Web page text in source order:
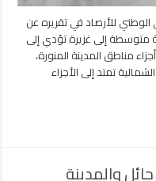
مغلقة
للأرصاد في تقريره عن
متوسطة إلى غزيرة تؤدي إلى
مناطق المدينة المنورة،
تمتد إلى الأجزاء
والمدينة